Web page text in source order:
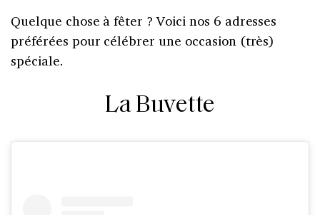
Quelque chose à fêter ? Voici nos 6 adresses
préférées pour célébrer une occasion (très)
spéciale.
La Buvette